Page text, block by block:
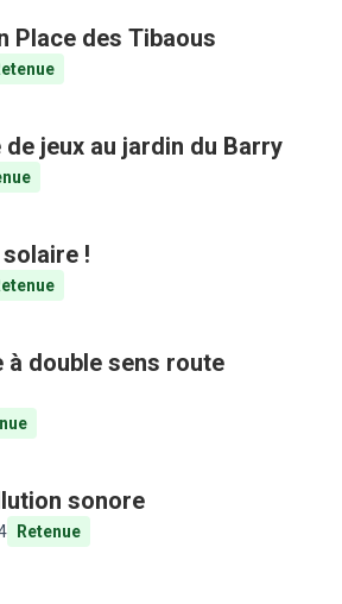
Place des Tibaous
jeux au jardin du Barry
!
à double sens route
sonore
Retenue